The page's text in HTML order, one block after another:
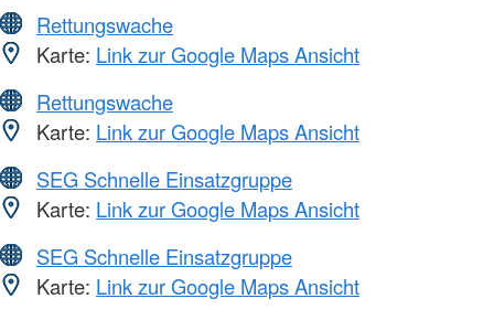
Rettungswache
Karte: Link zur Google Maps Ansicht
Rettungswache
Karte: Link zur Google Maps Ansicht
SEG Schnelle Einsatzgruppe
Karte: Link zur Google Maps Ansicht
SEG Schnelle Einsatzgruppe
Karte: Link zur Google Maps Ansicht